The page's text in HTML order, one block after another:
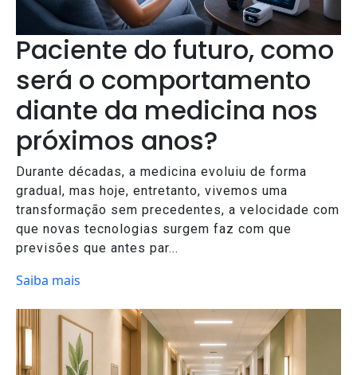
Paciente do futuro, como
será o comportamento
diante da medicina nos
próximos anos?
Durante décadas, a medicina evoluiu de forma
gradual, mas hoje, entretanto, vivemos uma
transformação sem precedentes, a velocidade com
que novas tecnologias surgem faz com que
previsões que antes par...
Saiba mais